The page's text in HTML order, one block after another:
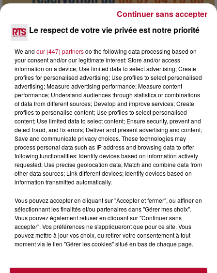
7 août 2026
DINER CONCERT À LA MJC DE MARSEILLAN
6 août 2026
NÎMES : « LE RÊVE DU GLADIATEUR » INVESTIT
LES ARÈNES CES 3...
Après un franc succès l'été dernier, le spectacle « Le Rêve
du gladiateur » revient illuminer l'amphithéâtre romain les 6,
Le respect de votre vie privée est notre priorité
We and our (447) partnersdo the following data processing based on
your consent and/or our legitimate interest: Store and/or access
information on a device; Use limited data to select advertising; Create
profiles for personalised advertising; Use profiles to select personalised
advertising; Measure advertising performance; Measure content
performance; Understand audiences through statistics or combinations
of data from different sources; Develop and improve services; Create
profiles to personalise content; Use profiles to select personalised
content; Use limited data to select content; Ensure security, prevent and
detect fraud, and fix errors; Deliver and present advertising and content;
Save and communicate privacy choices. These technologies may
process personal data such as IP address and browsing data to offer
following functionalities: Identify devices based on information actively
requested; Use precise geolocation data; Match and combine data from
other data sources; Link different devices; Identify devices based on
information transmitted automatically.
Vous pouvez accepter en cliquant sur "Accepter et fermer", ou affiner en
sélectionnant les finalités et/ou partenaires dans "Gérer mes choix".
Vous pouvez également refuser en cliquant sur "Continuer sans
accepter". Vos préférences ne s'appliqueront que pour ce site. Vous
pouvez mettre à jour vos choix, ou retirer votre consentement à tout
moment via le lien "Gérer les cookies" situé en bas de chaque page.
Continuer sans accepter